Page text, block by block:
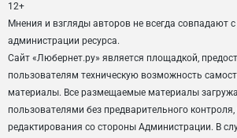
12+
Мнения и взгляды авторов не всегда совпадают с
администрации ресурса.
Сайт «Любернет.ру» является площадкой,
пользователям техническую возможность
материалы. Все размещаемые материалы
пользователями без предварительного
редактирования со стороны Администрации. В